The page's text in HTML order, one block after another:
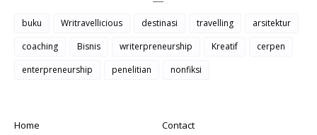
buku Writravellicious destinasi travelling
arsitektur
coaching
Bisnis writerpreneurship Kreatif
cerpen
enterpreneurship
penelitian nonfiksi
Home
Contact